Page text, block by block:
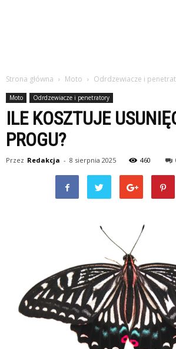
Strona główna Moto Odrdzewiacze i
Moto Odrdzewiacze i penetratory
ILE KOSZTUJE
PROGU?
Przez Redakcja - 8 sierpnia 2025 460